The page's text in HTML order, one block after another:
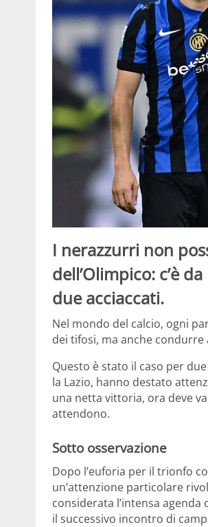
I nerazzurri non
dell’Olimpico: c’è
due acciaccati.
Nel mondo del calcio, ogni
dei tifosi, ma anche
Questo è stato il caso per
la Lazio, hanno destato
una netta vittoria, ora deve
attendono.
Sotto osservazione
Dopo l’euforia per il trionfo
un’attenzione particolare
considerata l’intensa agenda
il successivo incontro di